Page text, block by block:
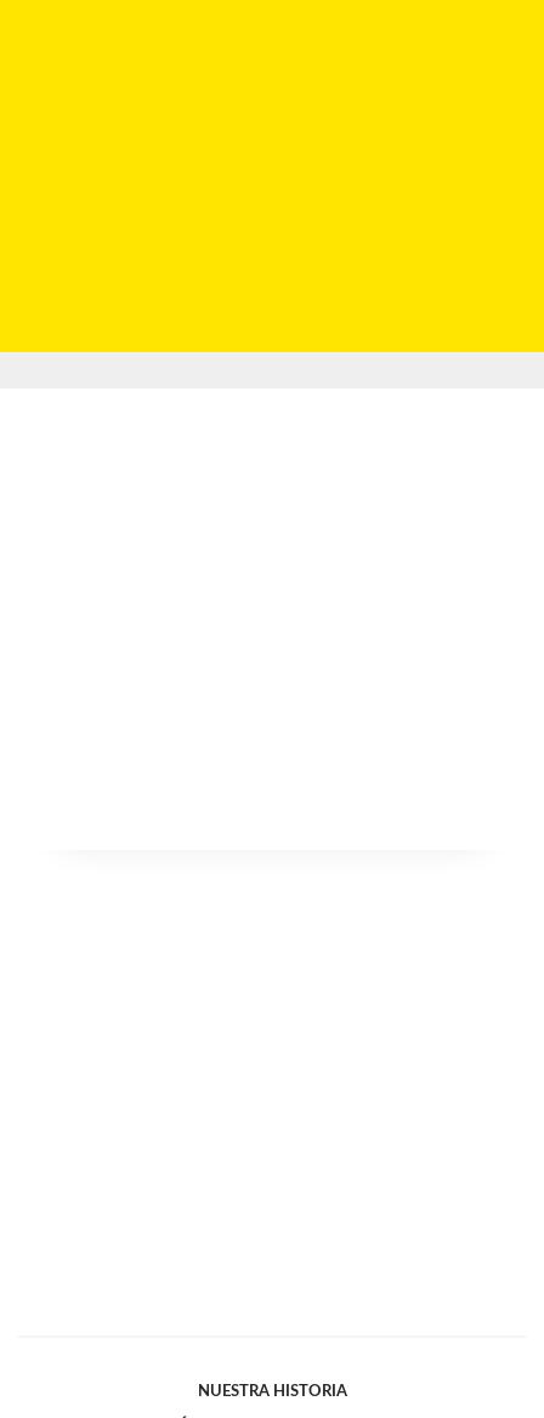
NUESTRA HISTORIA